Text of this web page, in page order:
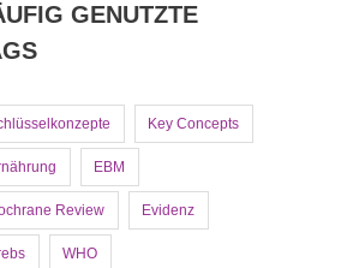
GENUTZTE
Key Concepts
EBM
Review Evidenz
WHO